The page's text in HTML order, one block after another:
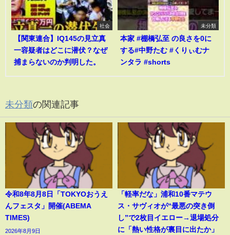
社会
【関東連合】IQ145の見立真
一容疑者はどこに潜伏？なぜ
捕まらないのか判明した。
未分類
本家 #棚橋弘至 の良さを0に
する#中野たむ #くりぃむナ
ンタラ #shorts
未分類の関連記事
令和8年8月8日「TOKYOおうえ
んフェスタ」開催(ABEMA
TIMES)
2026年8月9日
「軽率だな」浦和10番マテウ
ス・サヴィオが“最悪の突き倒
し”で2枚目イエロー→退場処分
に「熱い性格が裏目に出たか」